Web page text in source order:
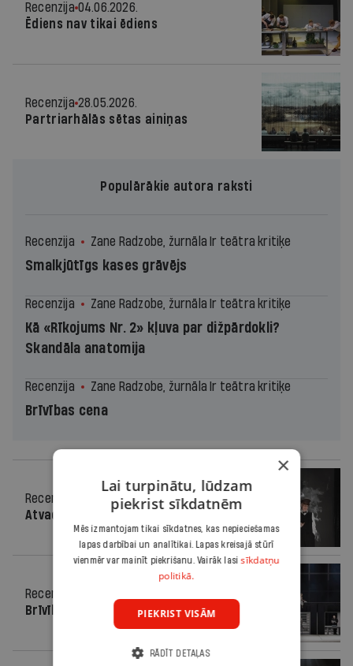
Recenzija 04.06.2026.
Ēdiens nav tikai ēdiens
Recenzija 28.05.2026.
Partriarhālās sētas ainiņas
Populārākie autora raksti
Recenzija Zane Radzobe, žurnāla Ir teātra kritiķe
Smalkjūtīgs kases grāvējs
Recenzija Zane Radzobe, žurnāla Ir teātra kritiķe
Kā «Rīkojums Nr. 2» kļuva par dižpārdokli?
Skandāla anatomija
Recenzija Zane Radzobe, žurnāla Ir teātra kritiķe
Brīvības cena
Recenzija
21.05.2026.
Atvadas no Čērčila
Recenzija
Brīvības cena
×
Lai turpinātu, lūdzam
piekrist sīkdatnēm
Mēs izmantojam tikai sīkdatnes, kas nepieciešamas
lapas darbībai un analītikai. Lapas kreisajā stūrī
vienmēr var mainīt piekrišanu. Vairāk lasisīkdatņu
politikā.
PIEKRIST VISĀM
RĀDĪT DETAĻAS